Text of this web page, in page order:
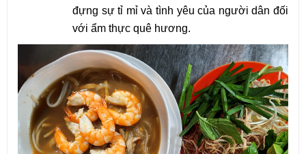
đựng sự tỉ mỉ và tình yêu của người dân đối
với ẩm thực quê hương.